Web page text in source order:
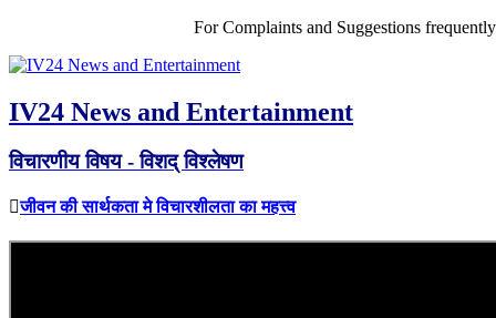
For Complaints and Suggestions
IV24 News and Entertainment
विचारणीय विषय - विशद् विश्लेषण
जीवन की सार्थकता मे विचारशीलता का महत्त्व